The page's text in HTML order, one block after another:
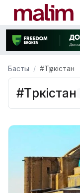
Басты #Түркістан
#Түркістан